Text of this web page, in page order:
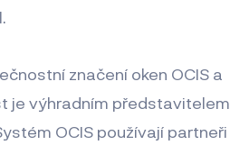
značení oken OCIS a
je výhradním představitelem
OCIS používají partneři